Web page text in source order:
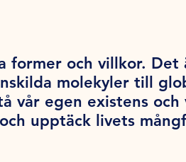
former och villkor.
molekyler till
vår egen existens
upptäck livets